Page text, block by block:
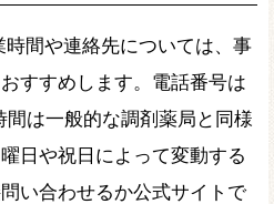
間や連絡先については、事
すすめします。電話番号は
は一般的な調剤薬局と同様
日や祝日によって変動する
い合わせるか公式サイトで